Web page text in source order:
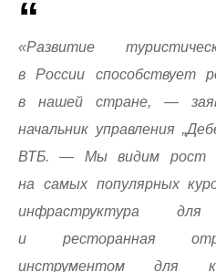
«Развитие
в России способствует
в нашей стране, —
начальник управления
ВТБ. — Мы видим рост
на самых популярных
инфраструктура
и ресторанная
инструментом для